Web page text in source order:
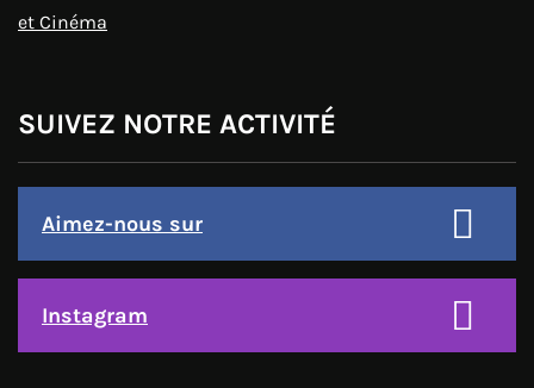
et Cinéma
SUIVEZ NOTRE ACTIVITÉ
Aimez-nous sur
Instagram